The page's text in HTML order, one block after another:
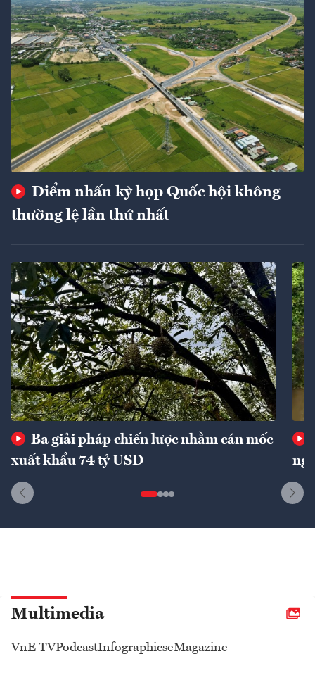
Điểm nhấn kỳ họp Quốc hội không
thường lệ lần thứ nhất
Ba giải pháp chiến lược nhằm cán mốc
xuất khẩu 74 tỷ USD
Multimedia
VnE TVPodcastInfographicseMagazine